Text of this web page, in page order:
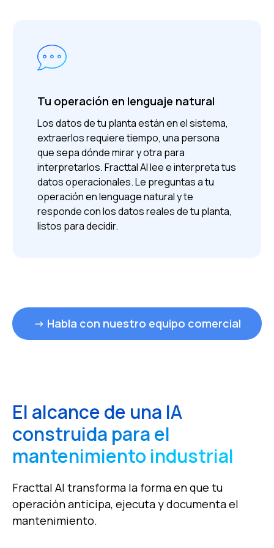
Tu operación en lenguaje natural
Los datos de tu planta están en el sistema,
extraerlos requiere tiempo, una persona
que sepa dónde mirar y otra para
interpretarlos.Fracttal AI lee e interpreta tus
datos operacionales. Le preguntas a tu
operación en lenguage natural y te
responde con los datos reales de tu planta,
listos para decidir.
→ Habla con nuestro equipo comercial
El alcance de una IA
construida para el
mantenimiento industrial
Fracttal AI transforma la forma en que tu
operación anticipa, ejecuta y documenta el
mantenimiento.